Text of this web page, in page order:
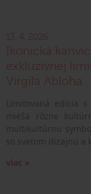
13. 4. 2026
Ikonická
exkluzívnej
Virgila Abloha
viac »